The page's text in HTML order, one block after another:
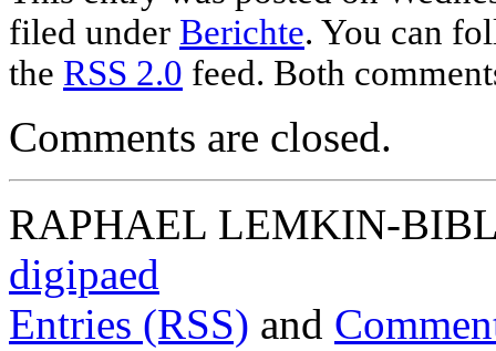
filed under Berichte. You can
the RSS 2.0 feed. Both
Comments are closed.
RAPHAEL LEMKIN-
digipaed
Entries (RSS) and